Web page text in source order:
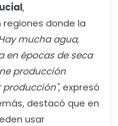
,
donde la
mucha agua,
en épocas de seca
producción
, expresó
destacó que en
usar